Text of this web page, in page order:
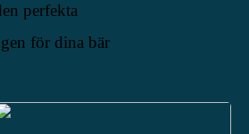
perfekta
för dina bär